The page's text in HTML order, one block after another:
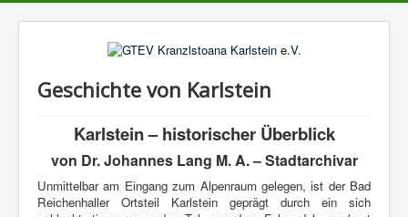
Geschichte von Karlstein
Karlstein – historischer Überblick
von Dr. Johannes Lang M. A. – Stadtarchivar
Unmittelbar am Eingang zum Alpenraum gelegen, ist der Bad
Reichenhaller Ortsteil Karlstein geprägt durch ein sich